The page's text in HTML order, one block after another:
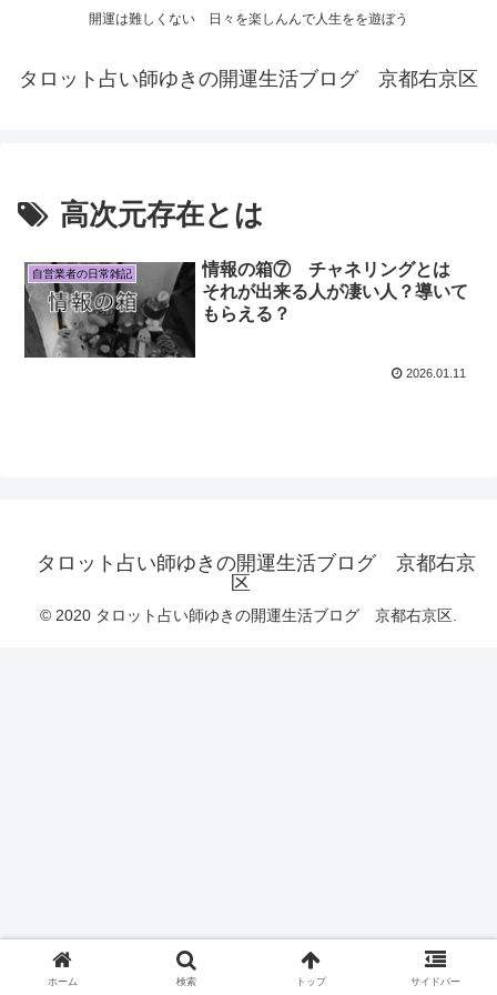
開運は難しくない 日々を楽しんんで人生をを遊ぼう
タロット占い師ゆきの開運生活ブログ 京都右京区
高次元存在とは
自営業者の日常雑記
情報の箱⑦ チャネリングとは
それが出来る人が凄い人？導いて
もらえる？
2026.01.11
タロット占い師ゆきの開運生活ブログ 京都右京
区
© 2020 タロット占い師ゆきの開運生活ブログ 京都右京区.
ホーム 検索 トップ サイドバー